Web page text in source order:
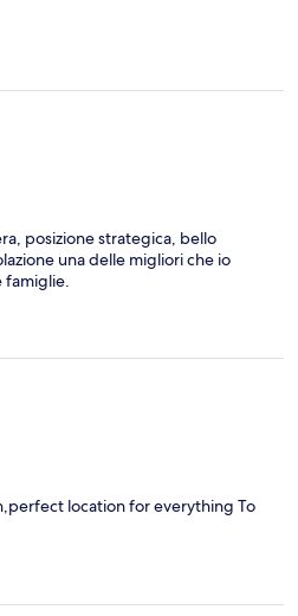
posizione strategica, bello
una delle migliori che io
famiglie.
location for everything To